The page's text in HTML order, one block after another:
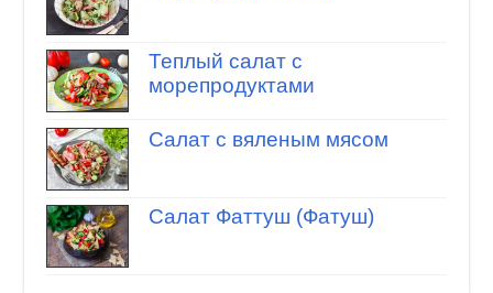
Теплый салат с
морепродуктами
Салат с вяленым мясом
Салат Фаттуш (Фатуш)